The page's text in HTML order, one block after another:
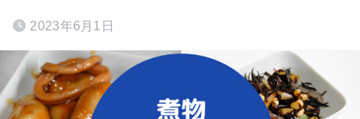
2023年6月1日